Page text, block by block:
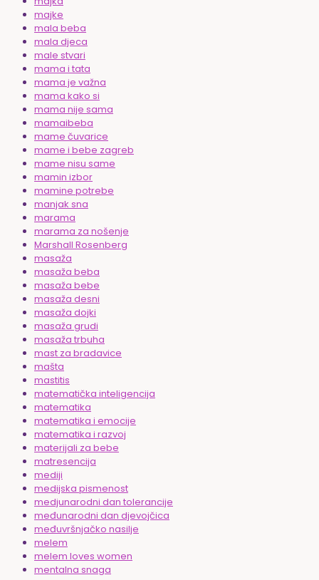
majke
mala beba
mala djeca
male stvari
mama i tata
mama je važna
mama kako si
mama nije sama
mamaibeba
mame čuvarice
mame i bebe zagreb
mame nisu same
mamin izbor
mamine potrebe
manjak sna
marama
marama za nošenje
Marshall Rosenberg
masaža
masaža beba
masaža bebe
masaža desni
masaža dojki
masaža grudi
masaža trbuha
mast za bradavice
mašta
mastitis
matematička inteligencija
matematika
matematika i emocije
matematika i razvoj
materijali za bebe
matresencija
mediji
medijska pismenost
medjunarodni dan tolerancije
međunarodni dan djevojčica
međuvršnjačko nasilje
melem
melem loves women
mentalna snaga